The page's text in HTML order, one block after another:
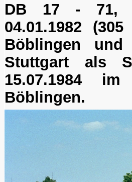
DB 17 - 71,
04.01.1982
Böblingen und
Stuttgart als
15.07.1984
Böblingen.